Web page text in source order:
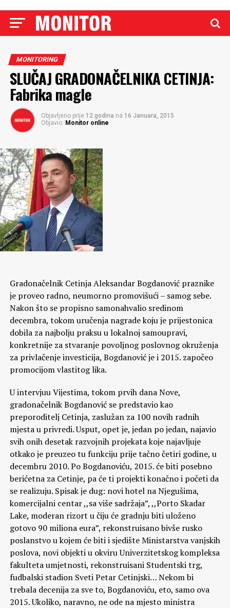
MONITORING
SLUČAJ GRADONAČELNIKA CETINJA:
Fabrika magle
Objavljeno prije 12 godina na 16 Januara, 2015
Objavio: Monitor online
Gradonačelnik Cetinja Aleksandar Bogdanović praznike
je proveo radno, neumorno promovišući – samog sebe.
Nakon što se propisno samonahvalio sredinom
decembra, tokom uručenja nagrade koju je prijestonica
dobila za najbolju praksu u lokalnoj samoupravi,
konkretnije za stvaranje povoljnog poslovnog okruženja
za privlačenje investicija, Bogdanović je i 2015. započeo
promocijom vlastitog lika.
U intervjuu Vijestima, tokom prvih dana Nove,
gradonačelnik Bogdanović se predstavio kao
preporoditelj Cetinja, zaslužan za 100 novih radnih
mjesta u privredi. Usput, opet je, jedan po jedan, najavio
svih onih desetak razvojnih projekata koje najavljuje
otkako je preuzeo tu funkciju prije tačno četiri godine, u
decembru 2010. Po Bogdanoviću, 2015. će biti posebno
berićetna za Cetinje, pa će ti projekti konačno i početi da
se realizuju. Spisak je dug: novi hotel na Njegušima,
komercijalni centar ,,sa više sadržaja”, ,,Porto Skadar
Lake, moderan rizort u čiju će gradnju biti uloženo
gotovo 90 miliona eura”, rekonstruisano bivše rusko
poslanstvo u kojem će biti i sjedište Ministarstva vanjskih
poslova, novi objekti u okviru Univerzitetskog kompleksa
fakulteta umjetnosti, rekonstruisani Studentski trg,
fudbalski stadion Sveti Petar Cetinjski… Nekom bi
trebala decenija za sve to, Bogdanoviću, eto, samo ova
2015. Ukoliko, naravno, ne ode na mjesto ministra